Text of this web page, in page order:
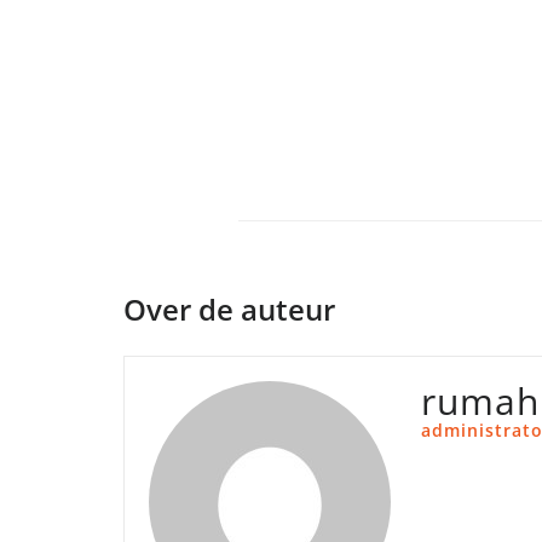
Over de auteur
rumah